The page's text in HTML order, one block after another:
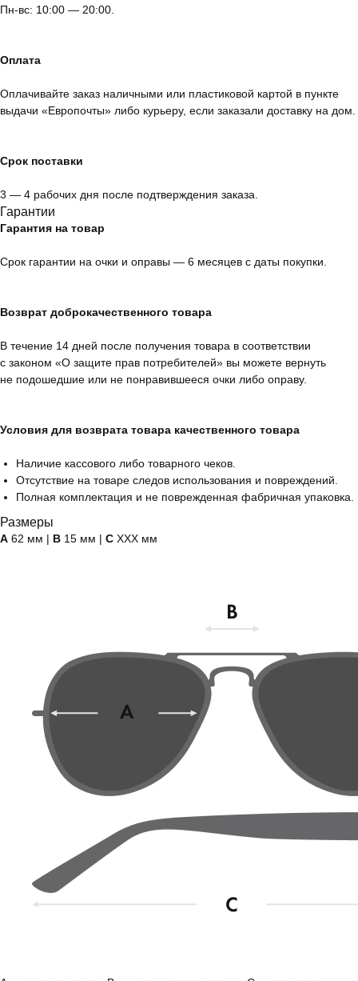
Пн-вс: 10:00 — 20:00.
Оплата
Оплачивайте заказ наличными или пластиковой картой в пункте
выдачи «Европочты» либо курьеру, если заказали доставку на дом.
Срок поставки
3 — 4 рабочих дня после подтверждения заказа.
Гарантии
Гарантия на товар
Срок гарантии на очки и оправы — 6 месяцев с даты покупки.
Возврат доброкачественного товара
В течение 14 дней после получения товара в соответствии
с законом «О защите прав потребителей» вы можете вернуть
не подошедшие или не понравившееся очки либо оправу.
Условия для возврата товара качественного товара
Наличие кассового либо товарного чеков.
Отсутствие на товаре следов использования и повреждений.
Полная комплектация и не поврежденная фабричная упаковка.
Размеры
А 62 мм | B 15 мм | C ХХХ мм